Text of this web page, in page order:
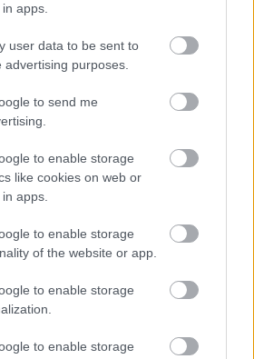
apps.
user data to be sent to
purposes.
to send me
to enable storage
like cookies on web or
apps.
to enable storage
of the website or app.
to enable storage
to enable storage
a Budapesti Erzsébet-
Pál híd, illetve ismertebb
pal-hid-kisboske/1606
annyiban is helytálló, hogy ez
visszamaradt
viszont nem, hogy - bár
hídhoz hasonló
neki, valójában eléggé más
épült, ugyanis ez ferdekábeles
a helyére, az új híd
a parton mementóként
semmit :(. Persze fejlődés, meg
rossz érzésem volt tőle, amikor
original/gyor-vasarhelyi-